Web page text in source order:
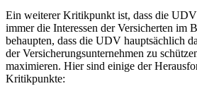
Ein weiterer Kritikpunkt ist, dass die
immer die Interessen der Versicherten im
behaupten, dass die UDV hauptsächlich
der Versicherungsunternehmen zu
maximieren. Hier sind einige der
Kritikpunkte: